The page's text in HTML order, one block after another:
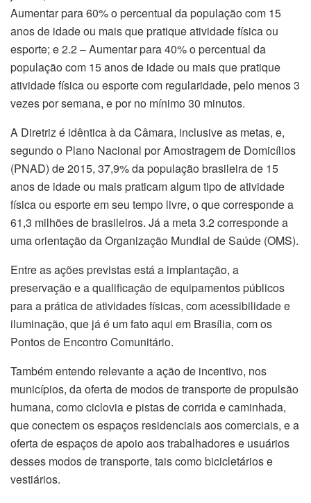
Aumentar para 60% o percentual da população com 15
anos de idade ou mais que pratique atividade física ou
esporte; e 2.2 – Aumentar para 40% o percentual da
população com 15 anos de idade ou mais que pratique
atividade física ou esporte com regularidade, pelo menos 3
vezes por semana, e por no mínimo 30 minutos.
A Diretriz é idêntica à da Câmara, inclusive as metas, e,
segundo o Plano Nacional por Amostragem de Domicílios
(PNAD) de 2015, 37,9% da população brasileira de 15
anos de idade ou mais praticam algum tipo de atividade
física ou esporte em seu tempo livre, o que corresponde a
61,3 milhões de brasileiros. Já a meta 3.2 corresponde a
uma orientação da Organização Mundial de Saúde (OMS).
Entre as ações previstas está a implantação, a
preservação e a qualificação de equipamentos públicos
para a prática de atividades físicas, com acessibilidade e
iluminação, que já é um fato aqui em Brasília, com os
Pontos de Encontro Comunitário.
Também entendo relevante a ação de incentivo, nos
municípios, da oferta de modos de transporte de propulsão
humana, como ciclovia e pistas de corrida e caminhada,
que conectem os espaços residenciais aos comerciais, e a
oferta de espaços de apoio aos trabalhadores e usuários
desses modos de transporte, tais como bicicletários e
vestiários.